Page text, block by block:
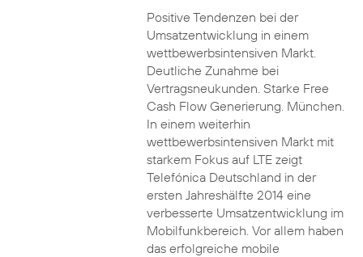
Positive Tendenzen bei der
Umsatzentwicklung in einem
wettbewerbsintensiven Markt.
Deutliche Zunahme bei
Vertragsneukunden. Starke Free
Cash Flow Generierung. München.
In einem weiterhin
wettbewerbsintensiven Markt mit
starkem Fokus auf LTE zeigt
Telefónica Deutschland in der
ersten Jahreshälfte 2014 eine
verbesserte Umsatzentwicklung im
Mobilfunkbereich. Vor allem haben
das erfolgreiche mobile